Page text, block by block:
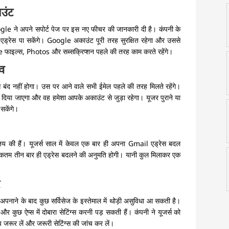
ने अपने सपोर्ट पेज पर इस नए फीचर की जानकारी दी है। कंपनी के
पा सकेंगे। Google अकाउंट पूरी तरह सुरक्षित रहेगा और उससे
Photos और सब्सक्रिप्शन पहले की तरह काम करते रहेंगे।
नहीं होगा। उस पर आने वाले सभी ईमेल पहले की तरह मिलते रहेंगे।
जाएगा और वह हमेशा आपके अकाउंट से जुड़ा रहेगा। यूजर पुराने या
सकेंगे।
की हैं। यूजर्स साल में केवल एक बार ही अपना Gmail एड्रेस बदल
बार ही एड्रेस बदलने की अनुमति होगी। यानी कुल मिलाकर एक
के बाद कुछ सर्विसेज के इस्तेमाल में थोड़ी असुविधा आ सकती है।
ऐप्स में दोबारा सेटिंग्स करनी पड़ सकती हैं। कंपनी ने यूजर्स को
जरूर लें और जरूरी सेटिंग्स की जांच कर लें।